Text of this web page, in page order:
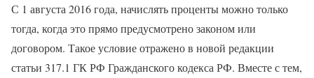
С 1 августа 2016 года, начислять проценты можно только
тогда, когда это прямо предусмотрено законом или
договором. Такое условие отражено в новой редакции
статьи 317.1 ГК РФ Гражданского кодекса РФ. Вместе с тем,